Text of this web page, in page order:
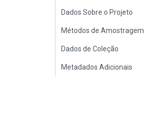
Dados Sobre o Projeto
Métodos de Amostragem
Dados de Coleção
Metadados Adicionais